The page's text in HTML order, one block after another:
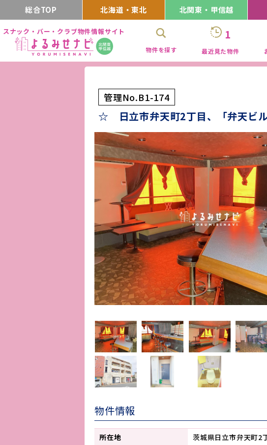
総合TOP 北海道・東北 北関東・甲信越
スナック・バー・クラブ物件情報サイト
物件を探す
1
最近見た物件
管理No.B1-174
☆ 日立市弁天町2丁目、「弁天ビ
物件情報
所在地
茨城県日立市弁天町2